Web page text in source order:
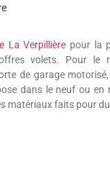
La Verpillière pour la
volets. Pour le
de garage
dans le neuf ou en
matériaux faits pour